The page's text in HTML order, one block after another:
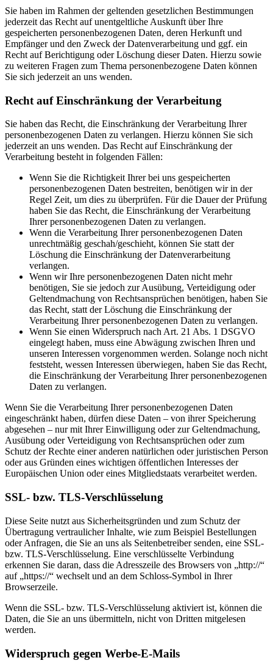
Sie haben im Rahmen der geltenden gesetzlichen Bestimmungen
jederzeit das Recht auf unentgeltliche Auskunft über Ihre
gespeicherten personenbezogenen Daten, deren Herkunft und
Empfänger und den Zweck der Datenverarbeitung und ggf. ein
Recht auf Berichtigung oder Löschung dieser Daten. Hierzu sowie
zu weiteren Fragen zum Thema personenbezogene Daten können
Sie sich jederzeit an uns wenden.
Recht auf Einschränkung der Verarbeitung
Sie haben das Recht, die Einschränkung der Verarbeitung Ihrer
personenbezogenen Daten zu verlangen. Hierzu können Sie sich
jederzeit an uns wenden. Das Recht auf Einschränkung der
Verarbeitung besteht in folgenden Fällen:
Wenn Sie die Richtigkeit Ihrer bei uns gespeicherten
personenbezogenen Daten bestreiten, benötigen wir in der
Regel Zeit, um dies zu überprüfen. Für die Dauer der Prüfung
haben Sie das Recht, die Einschränkung der Verarbeitung
Ihrer personenbezogenen Daten zu verlangen.
Wenn die Verarbeitung Ihrer personenbezogenen Daten
unrechtmäßig geschah/geschieht, können Sie statt der
Löschung die Einschränkung der Datenverarbeitung
verlangen.
Wenn wir Ihre personenbezogenen Daten nicht mehr
benötigen, Sie sie jedoch zur Ausübung, Verteidigung oder
Geltendmachung von Rechtsansprüchen benötigen, haben Sie
das Recht, statt der Löschung die Einschränkung der
Verarbeitung Ihrer personenbezogenen Daten zu verlangen.
Wenn Sie einen Widerspruch nach Art. 21 Abs. 1 DSGVO
eingelegt haben, muss eine Abwägung zwischen Ihren und
unseren Interessen vorgenommen werden. Solange noch nicht
feststeht, wessen Interessen überwiegen, haben Sie das Recht,
die Einschränkung der Verarbeitung Ihrer personenbezogenen
Daten zu verlangen.
Wenn Sie die Verarbeitung Ihrer personenbezogenen Daten
eingeschränkt haben, dürfen diese Daten – von ihrer Speicherung
abgesehen – nur mit Ihrer Einwilligung oder zur Geltendmachung,
Ausübung oder Verteidigung von Rechtsansprüchen oder zum
Schutz der Rechte einer anderen natürlichen oder juristischen Person
oder aus Gründen eines wichtigen öffentlichen Interesses der
Europäischen Union oder eines Mitgliedstaats verarbeitet werden.
SSL- bzw. TLS-Verschlüsselung
Diese Seite nutzt aus Sicherheitsgründen und zum Schutz der
Übertragung vertraulicher Inhalte, wie zum Beispiel Bestellungen
oder Anfragen, die Sie an uns als Seitenbetreiber senden, eine SSL-
bzw. TLS-Verschlüsselung. Eine verschlüsselte Verbindung
erkennen Sie daran, dass die Adresszeile des Browsers von „http://“
auf „https://“ wechselt und an dem Schloss-Symbol in Ihrer
Browserzeile.
Wenn die SSL- bzw. TLS-Verschlüsselung aktiviert ist, können die
Daten, die Sie an uns übermitteln, nicht von Dritten mitgelesen
werden.
Widerspruch gegen Werbe-E-Mails